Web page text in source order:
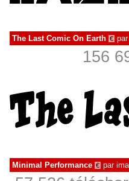
The Last Comic On Earth € par
156
Minimal Performance € par